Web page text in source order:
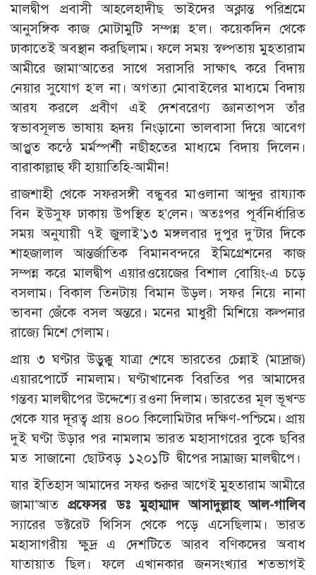
মালদ্বীপ প্রবাসী আহলেহাদীছ ভাইদের অক্লান্ত পরিশ্রমে
আনুসঙ্গিক কাজ মোটামুটি সম্পন্ন হ’ল। কয়েকদিন থেকে
ঢাকাতেই অবস্থান করছিলাম। ফলে সময় স্বল্পতায় মুহতারাম
আমীরে জামা‘আতের সাথে সরাসরি সাক্ষাৎ করে বিদায়
নেয়ার সুযোগ হ’ল না। অগত্যা মোবাইলের মাধ্যমে বিদায়
আরয করলে প্রবীণ এই দেশবরেণ্য জ্ঞানতাপস তাঁর
স্বভাবসূলভ ভাষায় হৃদয় নিংড়ানো ভালবাসা দিয়ে আবেগ
আপ্লুত কন্ঠে মর্মস্পর্শী নছীহতের মাধ্যমে বিদায় দিলেন।
বারাকাল্লাহু ফী হায়াতিহি-আমীন!
রাজশাহী থেকে সফরসঙ্গী বন্ধুবর মাওলানা আব্দুর রায্যাক
বিন ইউসুফ ঢাকায় উপস্থিত হ’লেন। অতঃপর পূর্বনির্ধারিত
সময় অনুযায়ী ৭ই জুলাই’১৩ মঙ্গলবার দুপুর দু’টার দিকে
শাহজালাল আন্তর্জাতিক বিমানবন্দরে ইমিগ্রেশনের কাজ
সম্পন্ন করে মালদ্বীপ এয়ারওয়েজের বিশাল বোয়িং-এ চড়ে
বসলাম। বিকাল তিনটায় বিমান উড়ল। সফর নিয়ে নানা
ভাবনা জেঁকে বসল অন্তরে। মনের মাধুরী মিশিয়ে কল্পনার
রাজ্যে মিশে গেলাম।
প্রায় ৩ ঘণ্টার উড়ুক্কু যাত্রা শেষে ভারতের চেন্নাই (মাদ্রাজ)
এয়ারপোর্টে নামলাম। ঘণ্টাখানেক বিরতির পর আমাদের
গন্তব্য মালদ্বীপের উদ্দেশ্যে রওনা দিলাম। ভারতের মূল ভূখন্ড
থেকে যার দূরত্ব প্রায় ৪০০ কিলোমিটার দক্ষিণ-পশ্চিমে। প্রায়
দুই ঘণ্টা উড়ার পর নামলাম ভারত মহাসাগরের বুকে ছবির
মত সাজানো ছোটবড় ১২০১টি দ্বীপের সাম্রাজ্য মালদ্বীপে।
যার ইতিহাস আমাদের সফর শুরুর আগেই মুহতারাম আমীরে
জামা’আতপ্রফেসর ডঃ মুহাম্মাদ আসাদুল্লাহ আল-গালিব
স্যারের ডক্টরেট থিসিস থেকে পড়ে এসেছিলাম। ভারত
মহাসাগরীয় ক্ষুদ্র এ দেশটিতে আরব বণিকদের অবাধ
যাতায়াত ছিল। ফলে এখানকার জনসংখ্যার শতভাগই